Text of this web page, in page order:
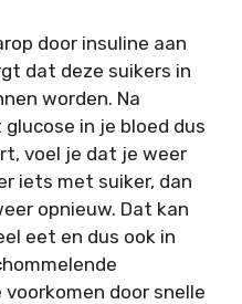
door insuline aan
dat deze suikers in
worden. Na
in je bloed dus
voel je dat je weer
iets met suiker, dan
opnieuw. Dat kan
eet en dus ook in
door snelle